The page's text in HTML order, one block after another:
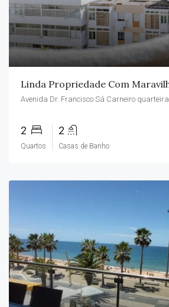
Avenida Dr. Francisco Sá Carneiro quarteira
2
Quartos
2
Casas de Banho